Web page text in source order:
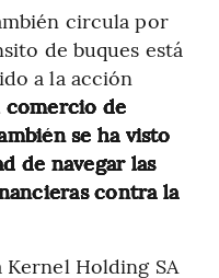
circula por
de buques está
a la acción
comercio de
se ha visto
de navegar las
contra la
Holding SA